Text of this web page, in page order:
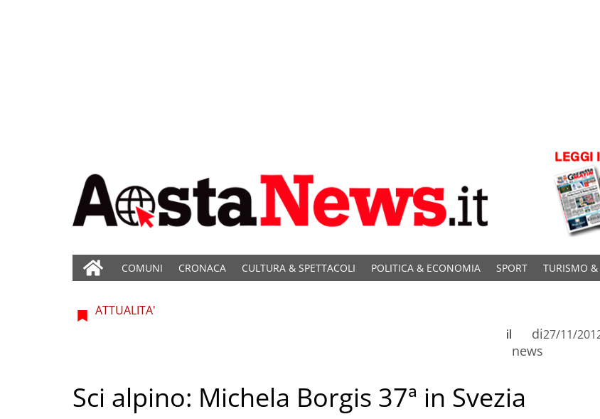
COMUNI CRONACA CULTURA & SPETTACOLI POLITICA & ECONOMIA SPORT TURISMO &
ATTUALITA'
di
news
il 27/11/
Sci alpino: Michela Borgis 37ª in Svezia